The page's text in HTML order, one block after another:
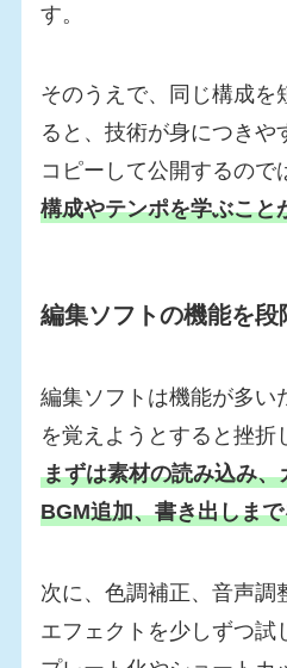
す。
そのうえで、同じ構成を
ると、技術が身につきや
コピーして公開するので
構成やテンポを学ぶこと
編集ソフトの機能を
編集ソフトは機能が多い
を覚えようとすると挫折
まずは素材の読み込み
BGM追加、書き出しま
次に、色調補正、音声調
エフェクトを少しずつ試